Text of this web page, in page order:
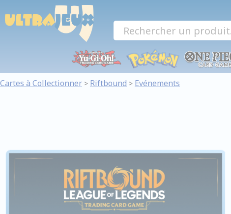
Cartes à Collectionner > Riftbound > Evénements
Panneau de gestion des cookies